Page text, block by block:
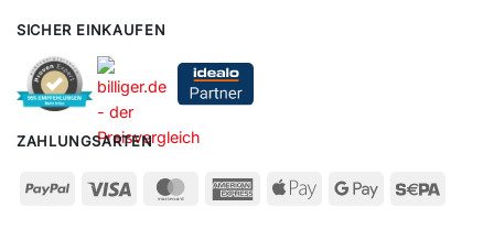
SICHER EINKAUFEN
ZAHLUNGSARTEN